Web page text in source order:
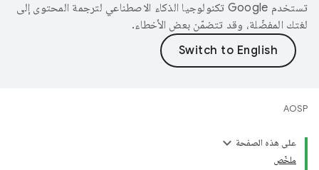
تستخدم Google تكنولوجيا الذكاء الاصطناعي لترجمة المحتوى إلى
لغتك المفضّلة، وقد تتضمّن بعض الأخطاء.
AOSP
على هذه الصفحة
ملخّص